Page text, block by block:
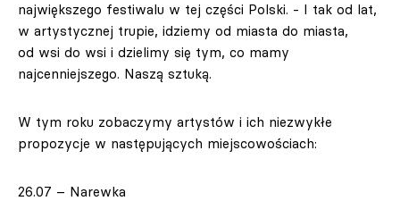
największego festiwalu w tej części Polski. - I tak od lat,
w artystycznej trupie, idziemy od miasta do miasta,
od wsi do wsi i dzielimy się tym, co mamy
najcenniejszego. Naszą sztuką.
W tym roku zobaczymy artystów i ich niezwykłe
propozycje w następujących miejscowościach:
26.07 – Narewka